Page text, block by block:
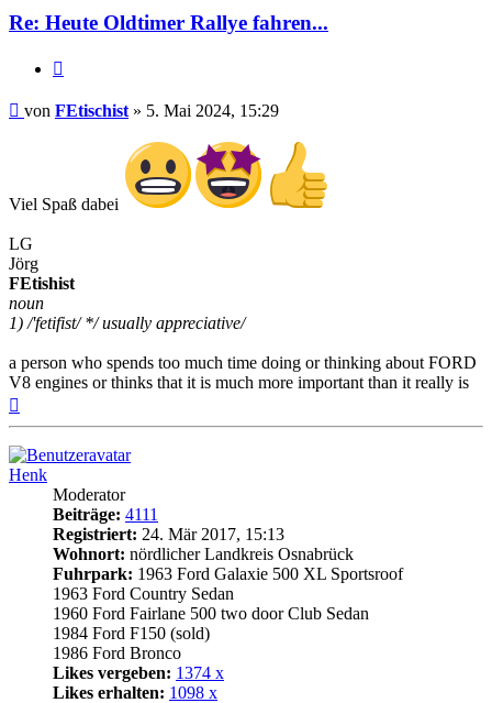
Re: Heute Oldtimer Rallye fahren...
Beitrag
von FEtischist » 5. Mai 2024, 15:29
Viel Spaß dabei
LG
Jörg
FEtishist
noun
1) /'fetifist/ */ usually appreciative/
a person who spends too much time doing or thinking about FORD
V8 engines or thinks that it is much more important than it really is
Henk
Moderator
Beiträge: 4111
Registriert: 24. Mär 2017, 15:13
Wohnort: nördlicher Landkreis Osnabrück
Fuhrpark: 1963 Ford Galaxie 500 XL Sportsroof
1963 Ford Country Sedan
1960 Ford Fairlane 500 two door Club Sedan
1984 Ford F150 (sold)
1986 Ford Bronco
Likes vergeben: 1374 x
Likes erhalten: 1098 x